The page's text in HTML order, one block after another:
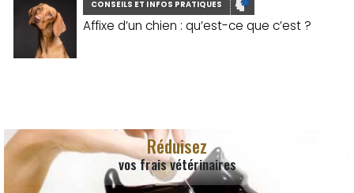
CONSEILS ET INFOS PRATIQUES
Affixe d’un chien : qu’est-ce que c’est ?
Réduisez
vos frais vétérinaires